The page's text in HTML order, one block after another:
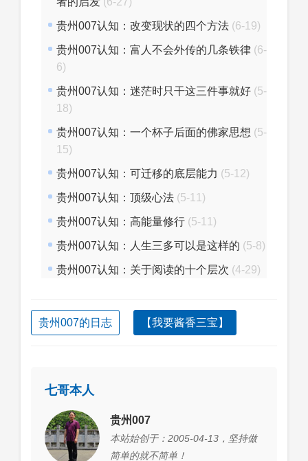
贵州007认知：改变现状的四个方法 (6-19)
贵州007认知：富人不会外传的几条铁律 (6-
6)
贵州007认知：迷茫时只干这三件事就好 (5-
18)
贵州007认知：一个杯子后面的佛家思想 (5-
15)
贵州007认知：可迁移的底层能力 (5-12)
贵州007认知：顶级心法 (5-11)
贵州007认知：高能量修行 (5-11)
贵州007认知：人生三多可以是这样的 (5-8)
贵州007认知：关于阅读的十个层次 (4-29)
贵州007的日志 【我要酱香三宝】
七哥本人
贵州007
本站始创于：2005-04-13，坚持做
简单的就不简单！